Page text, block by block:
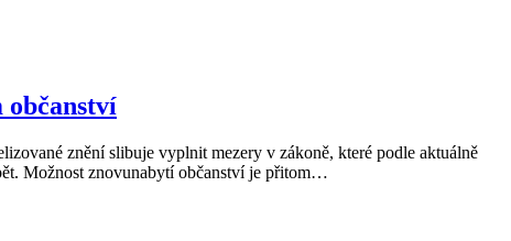
občanství
znění slibuje vyplnit mezery v zákoně, které podle aktuálně
Možnost znovunabytí občanství je přitom…